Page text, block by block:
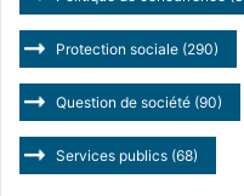
Protection sociale (290)
Question de société (90)
Services publics (68)